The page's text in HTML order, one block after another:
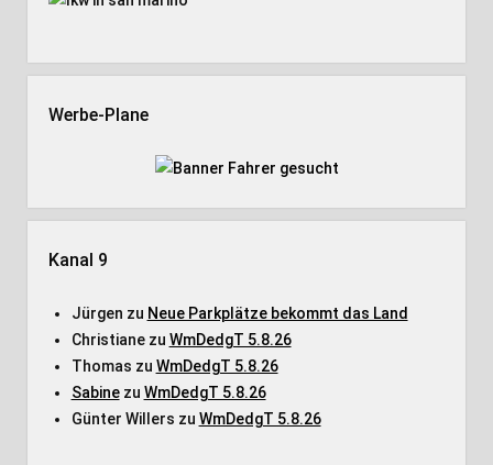
Werbe-Plane
Kanal 9
Jürgen zu Neue Parkplätze bekommt das Land
Christianezu WmDedgT 5.8.26
Thomas zu WmDedgT 5.8.26
Sabinezu WmDedgT 5.8.26
Günter Willers zu WmDedgT 5.8.26